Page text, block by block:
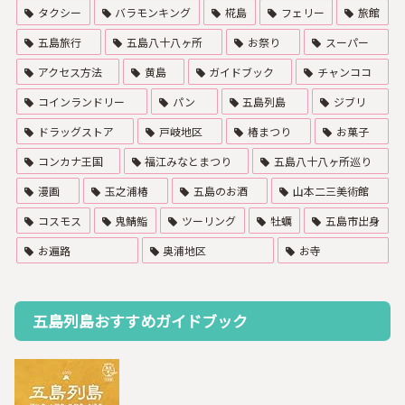
タクシー
バラモンキング 椛島 フェリー
旅館
五島旅行
五島八十八ヶ所 お祭り
スーパー
アクセス方法
黄島 ガイドブック
チャンココ
コインランドリー
パン 五島列島
ジブリ
ドラッグストア
戸岐地区 椿まつり
お菓子
コンカナ王国
福江みなとまつり
五島八十八ヶ所巡り
漫画
玉之浦椿 五島のお酒
山本二三美術館
コスモス
鬼鯖鮨 ツーリング 牡蠣
五島市出身
お遍路
奥浦地区 お寺
五島列島おすすめガイドブック